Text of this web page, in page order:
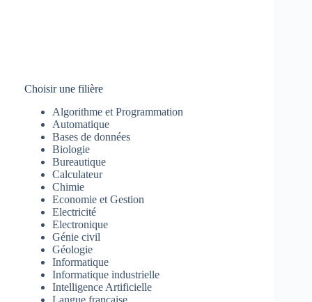
Choisir une filière
Algorithme et Programmation
Automatique
Bases de données
Biologie
Bureautique
Calculateur
Chimie
Economie et Gestion
Electricité
Electronique
Génie civil
Géologie
Informatique
Informatique industrielle
Intelligence Artificielle
Langue française